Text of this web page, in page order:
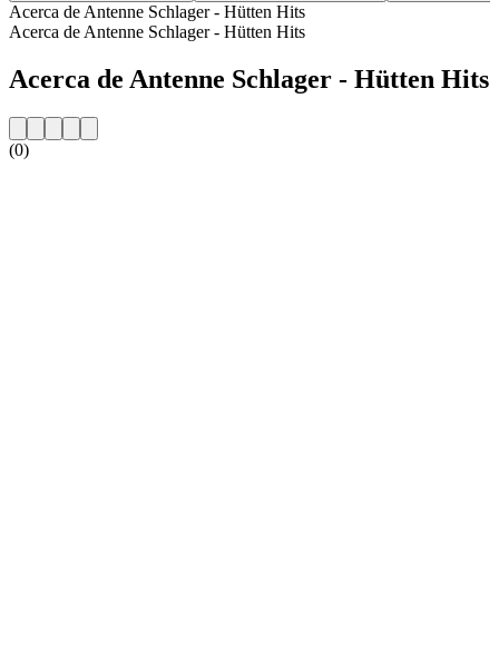
Acerca de Antenne Schlager - Hütten Hits
Acerca de Antenne Schlager - Hütten Hits
Acerca de Antenne Schlager - Hütten Hits
(0)